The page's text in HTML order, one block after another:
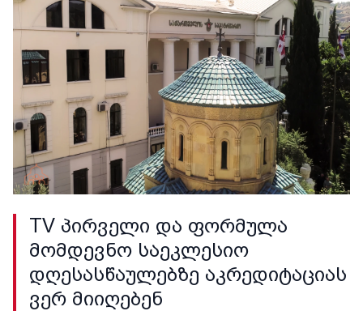
TV პირველი და ფორმულა
მომდევნო საეკლესიო
დღესასწაულებზე აკრედიტაციას
ვერ მიიღებენ